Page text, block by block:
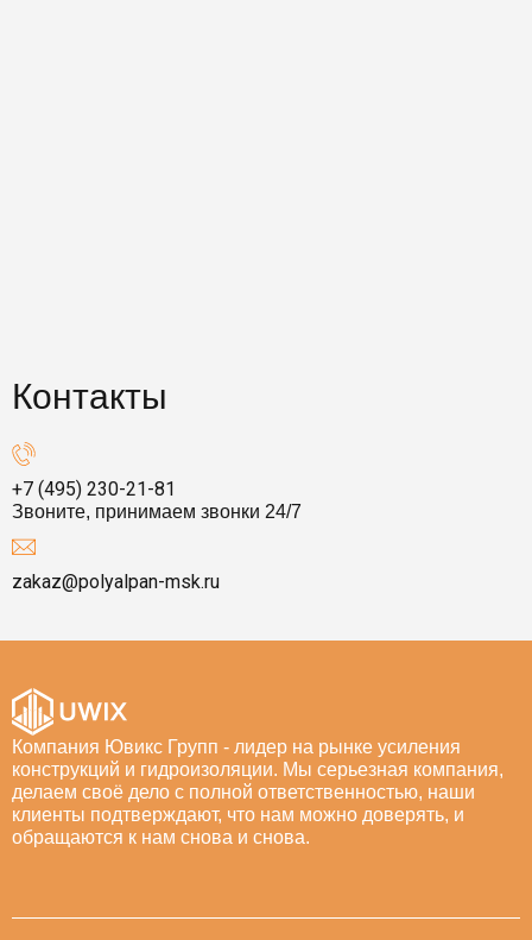
Контакты
+7 (495) 230-21-81
Звоните, принимаем звонки 24/7
zakaz@polyalpan-msk.ru
Компания Ювикс Групп - лидер на рынке усиления
конструкций и гидроизоляции. Мы серьезная компания,
делаем своё дело с полной ответственностью, наши
клиенты подтверждают, что нам можно доверять, и
обращаются к нам снова и снова.